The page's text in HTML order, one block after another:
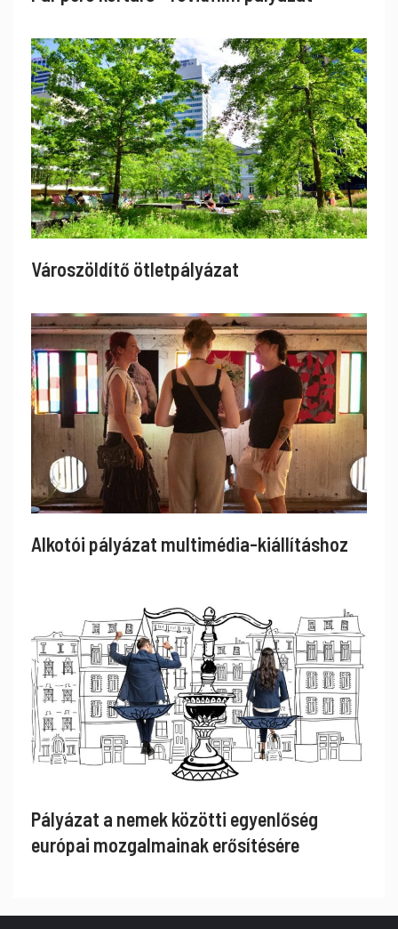
Városzöldítő ötletpályázat
Alkotói pályázat multimédia-kiállításhoz
Pályázat a nemek közötti egyenlőség
európai mozgalmainak erősítésére